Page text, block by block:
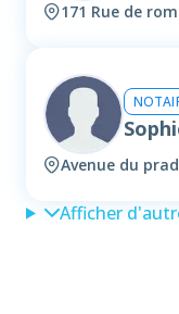
171 Rue de
Avenue du
Afficher